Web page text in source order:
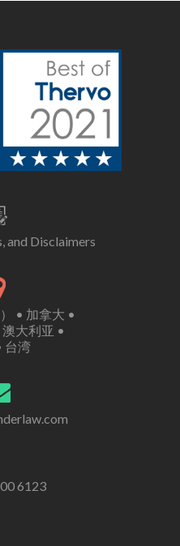
and Disclaimers
• 加拿大 •
大利亚 •
台湾
6123